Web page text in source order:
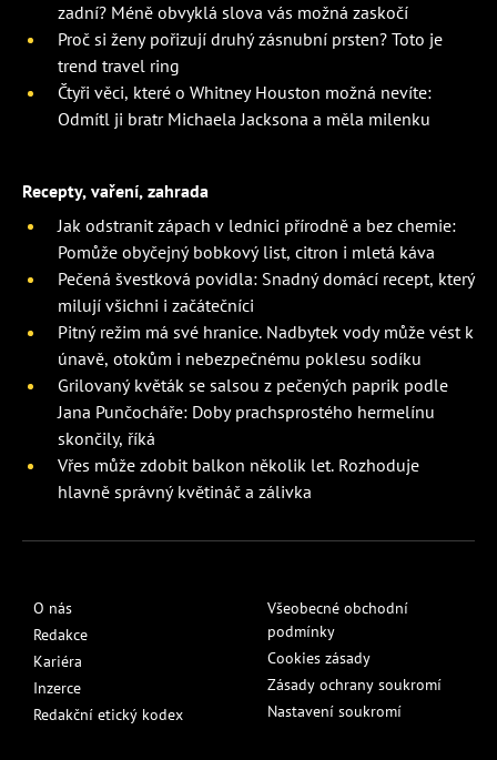
zadní? Méně obvyklá slova vás možná zaskočí
Proč si ženy pořizují druhý zásnubní prsten? Toto je
trend travel ring
Čtyři věci, které o Whitney Houston možná nevíte:
Odmítl ji bratr Michaela Jacksona a měla milenku
Recepty, vaření, zahrada
Jak odstranit zápach v lednici přírodně a bez chemie:
Pomůže obyčejný bobkový list, citron i mletá káva
Pečená švestková povidla: Snadný domácí recept, který
milují všichni i začátečníci
Pitný režim má své hranice. Nadbytek vody může vést k
únavě, otokům i nebezpečnému poklesu sodíku
Grilovaný květák se salsou z pečených paprik podle
Jana Punčocháře: Doby prachsprostého hermelínu
skončily, říká
Vřes může zdobit balkon několik let. Rozhoduje
hlavně správný květináč a zálivka
O nás
Redakce
Kariéra
Inzerce
Redakční etický kodex
Všeobecné obchodní
podmínky
Cookies zásady
Zásady ochrany soukromí
Nastavení soukromí